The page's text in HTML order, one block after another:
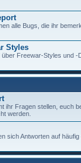
alle Bugs, die ihr
Styles
über Freewar-Styles und -
ihr Fragen stellen, euch
werden.
sich Antworten auf häufig